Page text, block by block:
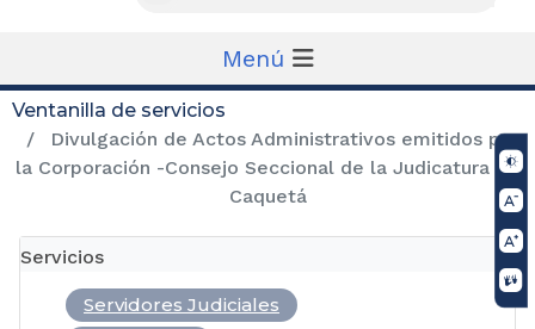
Menú
Ventanilla de servicios
Divulgación de Actos Administrativos emitidos por
la Corporación -Consejo Seccional de la Judicatura de
Caquetá
Servicios
Servidores Judiciales